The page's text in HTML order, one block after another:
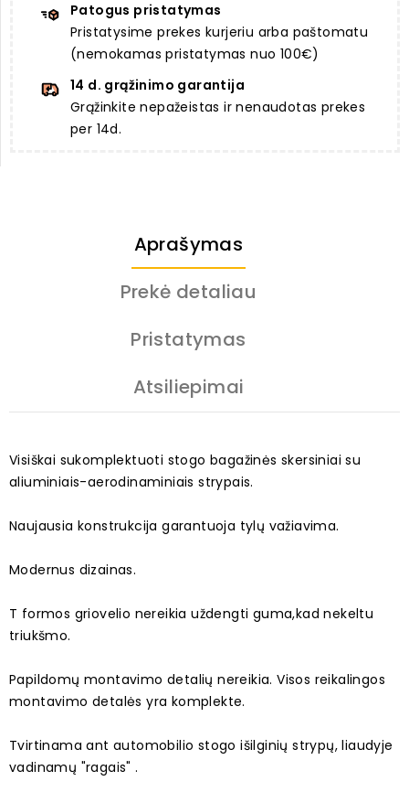
Patogus pristatymas
Pristatysime prekes kurjeriu arba paštomatu
(nemokamas pristatymas nuo 100€)
14 d. grąžinimo garantija
Grąžinkite nepažeistas ir nenaudotas prekes
per 14d.
Aprašymas
Prekė detaliau
Pristatymas
Atsiliepimai
Visiškai sukomplektuoti stogo bagažinės skersiniai su
aliuminiais-aerodinaminiais strypais.
Naujausia konstrukcija garantuoja tylų važiavima.
Modernus dizainas.
T formos griovelio nereikia uždengti guma,kad nekeltu
triukšmo.
Papildomų montavimo detalių nereikia. Visos reikalingos
montavimo detalės yra komplekte.
Tvirtinama ant automobilio stogo išilginių strypų, liaudyje
vadinamų "ragais" .